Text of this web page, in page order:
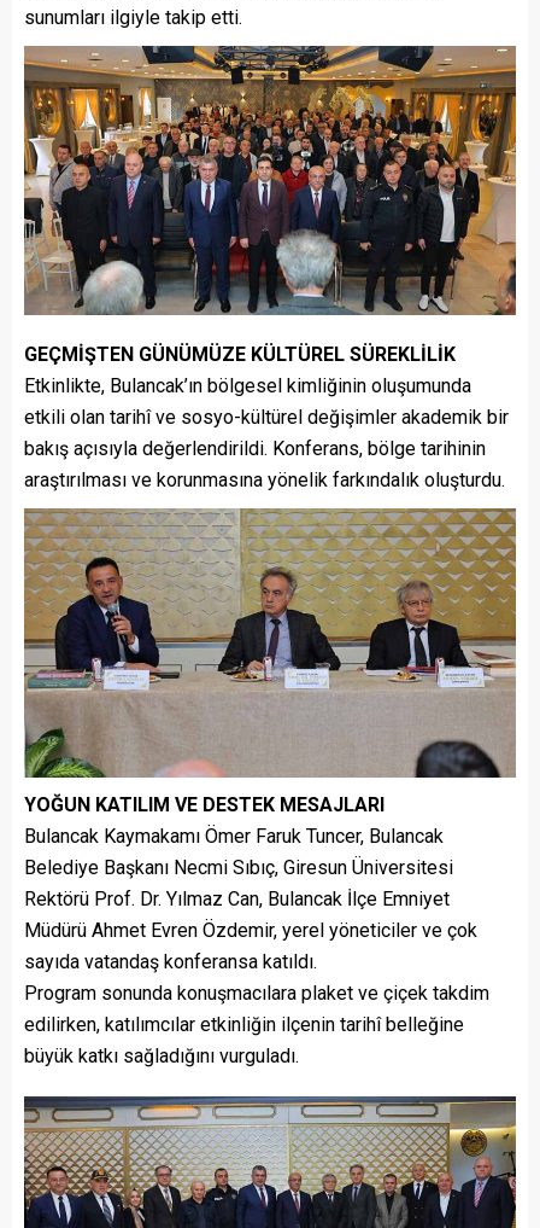
sunumları ilgiyle takip etti.
GEÇMİŞTEN GÜNÜMÜZE KÜLTÜREL SÜREKLİLİK
Etkinlikte, Bulancak’ın bölgesel kimliğinin oluşumunda
etkili olan tarihî ve sosyo-kültürel değişimler akademik bir
bakış açısıyla değerlendirildi. Konferans, bölge tarihinin
araştırılması ve korunmasına yönelik farkındalık oluşturdu.
YOĞUN KATILIM VE DESTEK MESAJLARI
Bulancak Kaymakamı Ömer Faruk Tuncer, Bulancak
Belediye Başkanı Necmi Sıbıç, Giresun Üniversitesi
Rektörü Prof. Dr. Yılmaz Can, Bulancak İlçe Emniyet
Müdürü Ahmet Evren Özdemir, yerel yöneticiler ve çok
sayıda vatandaş konferansa katıldı.
Program sonunda konuşmacılara plaket ve çiçek takdim
edilirken, katılımcılar etkinliğin ilçenin tarihî belleğine
büyük katkı sağladığını vurguladı.